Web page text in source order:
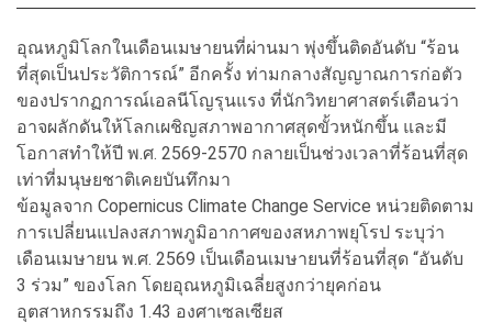
อุณหภูมิโลกในเดือนเมษายนที่ผ่านมา พุ่งขึ้นติดอันดับ “ร้อน
ที่สุดเป็นประวัติการณ์” อีกครั้ง ท่ามกลางสัญญาณการก่อตัว
ของปรากฏการณ์เอลนีโญรุนแรง ที่นักวิทยาศาสตร์เตือนว่า
อาจผลักดันให้โลกเผชิญสภาพอากาศสุดขั้วหนักขึ้น และมี
โอกาสทำให้ปี พ.ศ. 2569-2570 กลายเป็นช่วงเวลาที่ร้อนที่สุด
เท่าที่มนุษยชาติเคยบันทึกมา
ข้อมูลจาก Copernicus Climate Change Service หน่วยติดตาม
การเปลี่ยนแปลงสภาพภูมิอากาศของสหภาพยุโรป ระบุว่า
เดือนเมษายน พ.ศ. 2569 เป็นเดือนเมษายนที่ร้อนที่สุด “อันดับ
3 ร่วม” ของโลก โดยอุณหภูมิเฉลี่ยสูงกว่ายุคก่อน
อุตสาหกรรมถึง 1.43 องศาเซลเซียส